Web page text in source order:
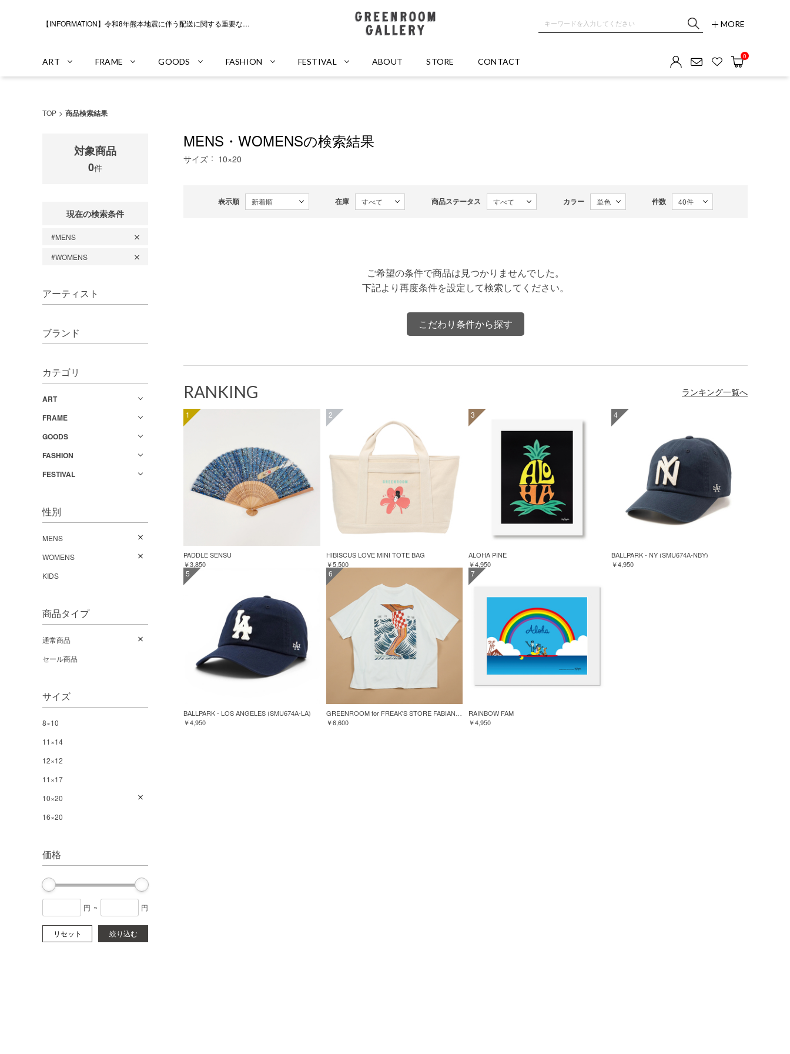
【INFORMATION】令和8年熊本地震に伴う配送に関する重要なお知らせ
MORE
ART FRAME GOODS FASHION FESTIVAL ABOUT STORE CONTACT
0
TOP 商品検索結果
対象商品
0件
現在の検索条件
#MENS
#WOMENS
アーティスト
ブランド
カテゴリ
ART
FRAME
GOODS
FASHION
FESTIVAL
性別
MENS
WOMENS
KIDS
商品タイプ
通常商品
セール商品
サイズ
8×10
11×14
12×12
11×17
10×20
16×20
価格
円 ~ 円
リセット 絞り込む
MENS・WOMENSの検索結果
サイズ 10×20
表示順 在庫 商品ステータス カラー 件数
ご希望の条件で商品は見つかりませんでした。
下記より再度条件を設定して検索してください。
こだわり条件から探す
RANKING ランキング一覧へ
1
PADDLE SENSU
￥3,850
2
HIBISCUS LOVE MINI TOTE BAG
￥5,500
3
ALOHA PINE
￥4,950
4
BALLPARK - NY (SMU674A-NBY)
￥4,950
5
BALLPARK - LOS ANGELES (SMU674A-LA)
￥4,950
6
GREENROOM for FREAK'S STORE FABIAN LAVATER S/S TEE
￥6,600
7
RAINBOW FAM
￥4,950